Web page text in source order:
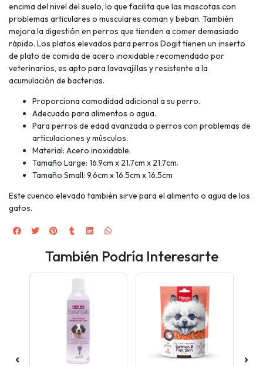
encima del nivel del suelo, lo que facilita que las mascotas con
problemas articulares o musculares coman y beban. También
mejora la digestión en perros que tienden a comer demasiado
rápido. Los platos elevados para perros Dogit tienen un inserto
de plato de comida de acero inoxidable recomendado por
veterinarios, es apto para lavavajillas y resistente a la
acumulación de bacterias.
Proporciona comodidad adicional a su perro.
Adecuado para alimentos o agua.
Para perros de edad avanzada o perros con problemas de
articulaciones y músculos.
Material: Acero inoxidable.
Tamaño Large: 16.9cm x 21.7cm x 21.7cm.
Tamaño Small: 9.6cm x 16.5cm x 16.5cm
Este cuenco elevado también sirve para el alimento o agua de los
gatos.
También Podría Interesarte